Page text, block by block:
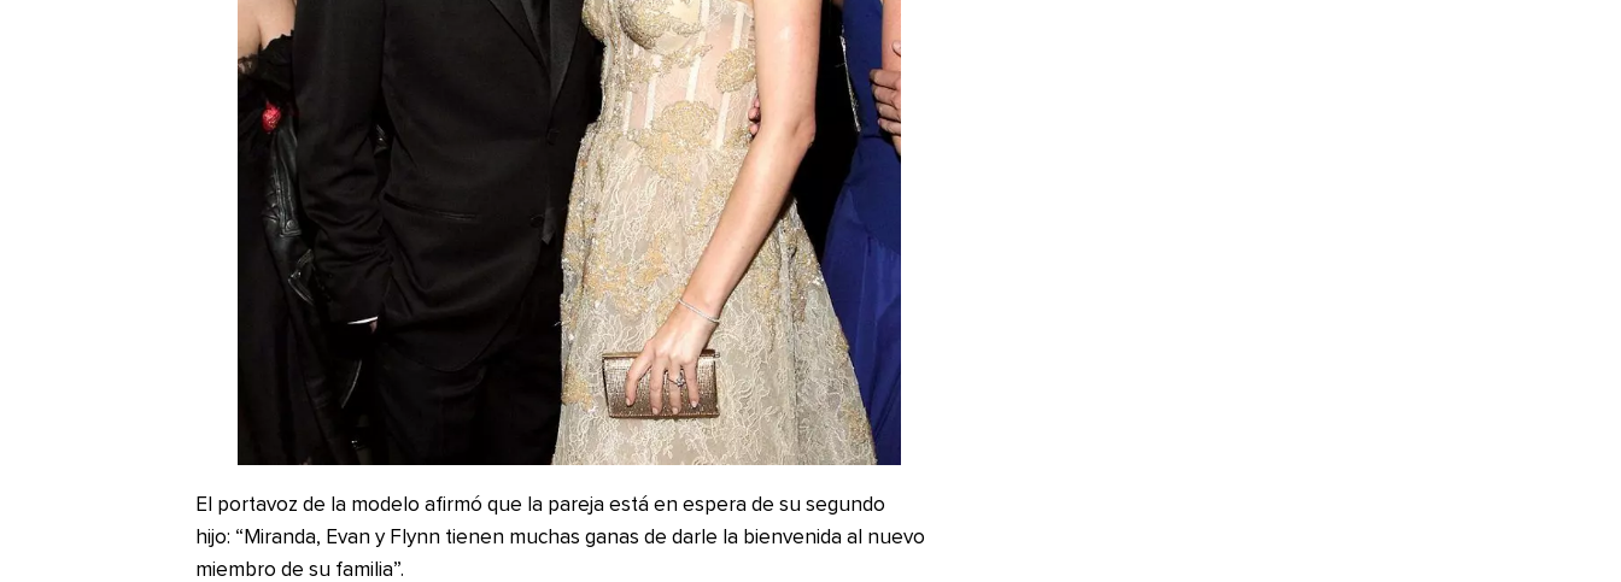
El portavoz de la modelo afirmó que la pareja está en espera de su segundo
hijo: “Miranda, Evan y Flynn tienen muchas ganas de darle la bienvenida al nuevo
miembro de su familia”.